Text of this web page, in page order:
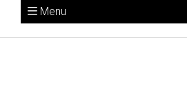
Menu